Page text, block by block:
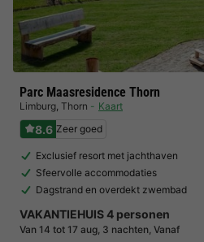
Parc Maasresidence Thorn
Limburg, Thorn Kaart
8.6 Zeer goed
Exclusief resort met jachthaven
Sfeervolle accommodaties
Dagstrand en overdekt zwembad
VAKANTIEHUIS 4 personen
Van 14 tot 17 aug, 3 nachten, Vanaf